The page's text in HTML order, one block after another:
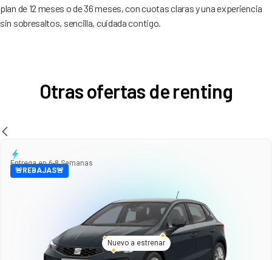
plan de 12 meses o de 36 meses, con cuotas claras y una experiencia
sin sobresaltos, sencilla, cuidada contigo.
Otras ofertas de renting
Entrega en 6-8 Semanas
🚨REBAJAS🚨
Nuevo a estrenar